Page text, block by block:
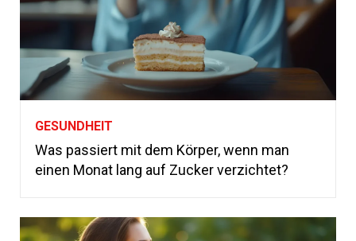
GESUNDHEIT
Was passiert mit dem Körper, wenn man
einen Monat lang auf Zucker verzichtet?